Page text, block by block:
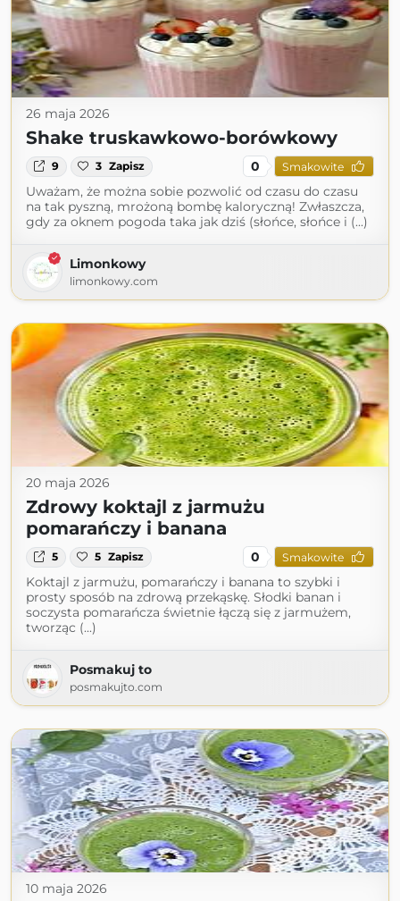
26 maja 2026
Shake truskawkowo-borówkowy
9 3 Zapisz 0 Smakowite
Uważam, że można sobie pozwolić od czasu do czasu
na tak pyszną, mrożoną bombę kaloryczną! Zwłaszcza,
gdy za oknem pogoda taka jak dziś (słońce, słońce i (...)
Limonkowy
limonkowy.com
20 maja 2026
Zdrowy koktajl z jarmużu
pomarańczy i banana
5 5 Zapisz 0 Smakowite
Koktajl z jarmużu, pomarańczy i banana to szybki i
prosty sposób na zdrową przekąskę. Słodki banan i
soczysta pomarańcza świetnie łączą się z jarmużem,
tworząc (...)
Posmakuj to
posmakujto.com
10 maja 2026